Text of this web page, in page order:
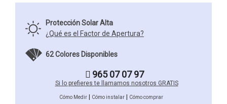
Protección Solar Alta
¿Qué es el Factor de Apertura?
62 Colores Disponibles
965 07 07 97
Si lo prefieres te llamamos nosotros GRATIS
Cómo Medir| Cómo instalar| Cómo comprar